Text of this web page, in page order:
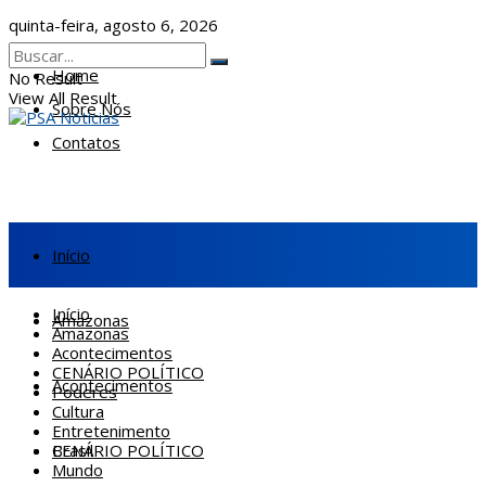
quinta-feira, agosto 6, 2026
Home
Sobre Nós
Contatos
No Result
View All Result
Início
Amazonas
Acontecimentos
CENÁRIO POLÍTICO
Início
Amazonas
Acontecimentos
CENÁRIO POLÍTICO
Poderes
Cultura
Entretenimento
Brasil
Mundo